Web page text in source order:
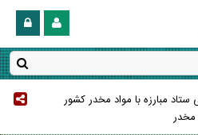
مبارزه با مواد مخدر کشور
مخدر